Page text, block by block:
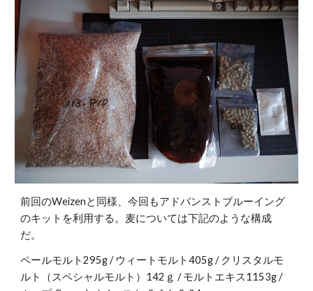
前回のWeizenと同様、今回もアドバンストブルーイング
のキットを利用する。麦については下記のような構成
だ。
ペールモルト295g / ウィートモルト405g / クリスタルモ
ルト（スペシャルモルト）142ｇ / モルトエキス1153g /